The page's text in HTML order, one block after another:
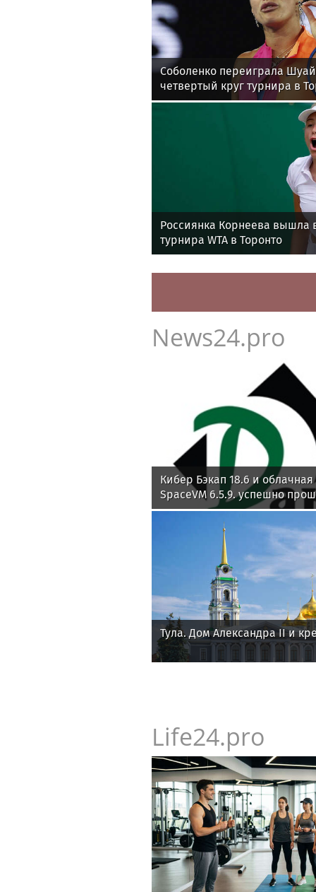
Соболенко переиграла
четвертый круг турнира в
Россиянка Корнеева вышла
турнира WTA в Торонто
News24.pro
Кибер Бэкап 18.6 и
SpaceVM 6.5.9. успешно
совместимость
Тула. Дом Александра II и
Life24.pro